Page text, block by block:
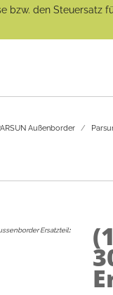
bzw. den Steuersatz
Außenborder
Ersatzteil: